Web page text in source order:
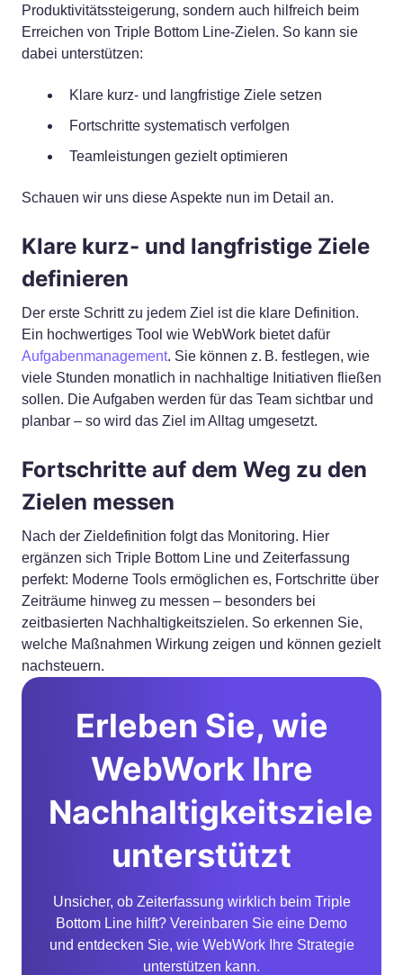
Produktivitätssteigerung, sondern auch hilfreich beim
Erreichen von Triple Bottom Line-Zielen. So kann sie
dabei unterstützen:
Klare kurz- und langfristige Ziele setzen
Fortschritte systematisch verfolgen
Teamleistungen gezielt optimieren
Schauen wir uns diese Aspekte nun im Detail an.
Klare kurz- und langfristige Ziele
definieren
Der erste Schritt zu jedem Ziel ist die klare Definition.
Ein hochwertiges Tool wie WebWork bietet dafür
Aufgabenmanagement. Sie können z. B. festlegen, wie
viele Stunden monatlich in nachhaltige Initiativen fließen
sollen. Die Aufgaben werden für das Team sichtbar und
planbar – so wird das Ziel im Alltag umgesetzt.
Fortschritte auf dem Weg zu den
Zielen messen
Nach der Zieldefinition folgt das Monitoring. Hier
ergänzen sich Triple Bottom Line und Zeiterfassung
perfekt: Moderne Tools ermöglichen es, Fortschritte über
Zeiträume hinweg zu messen – besonders bei
zeitbasierten Nachhaltigkeitszielen. So erkennen Sie,
welche Maßnahmen Wirkung zeigen und können gezielt
nachsteuern.
Erleben Sie, wie
WebWork Ihre
Nachhaltigkeitsziele
unterstützt
Unsicher, ob Zeiterfassung wirklich beim Triple
Bottom Line hilft? Vereinbaren Sie eine Demo
und entdecken Sie, wie WebWork Ihre Strategie
unterstützen kann.